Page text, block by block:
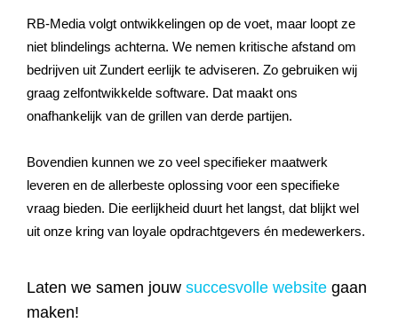
RB-Media volgt ontwikkelingen op de voet, maar loopt ze
niet blindelings achterna. We nemen kritische afstand om
bedrijven uit Zundert eerlijk te adviseren. Zo gebruiken wij
graag zelfontwikkelde software. Dat maakt ons
onafhankelijk van de grillen van derde partijen.
Bovendien kunnen we zo veel specifieker maatwerk
leveren en de allerbeste oplossing voor een specifieke
vraag bieden. Die eerlijkheid duurt het langst, dat blijkt wel
uit onze kring van loyale opdrachtgevers én medewerkers.
Laten we samen jouw succesvolle website gaan
maken!